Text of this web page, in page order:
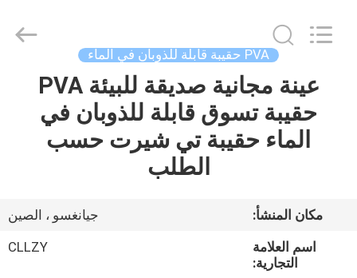
المنزل
المنتجات
جولة
Macromolecule
Materials
PVA حقيبة قابلة للذوبان في الماء
عينة مجانية صديقة للبيئة PVA
حقيبة تسوق قابلة للذوبان في
الماء حقيبة تي شيرت حسب
الطلب
مكان المنشأ:
جيانغسو ، الصين
اسم العلامة
التجارية:
CLLZY